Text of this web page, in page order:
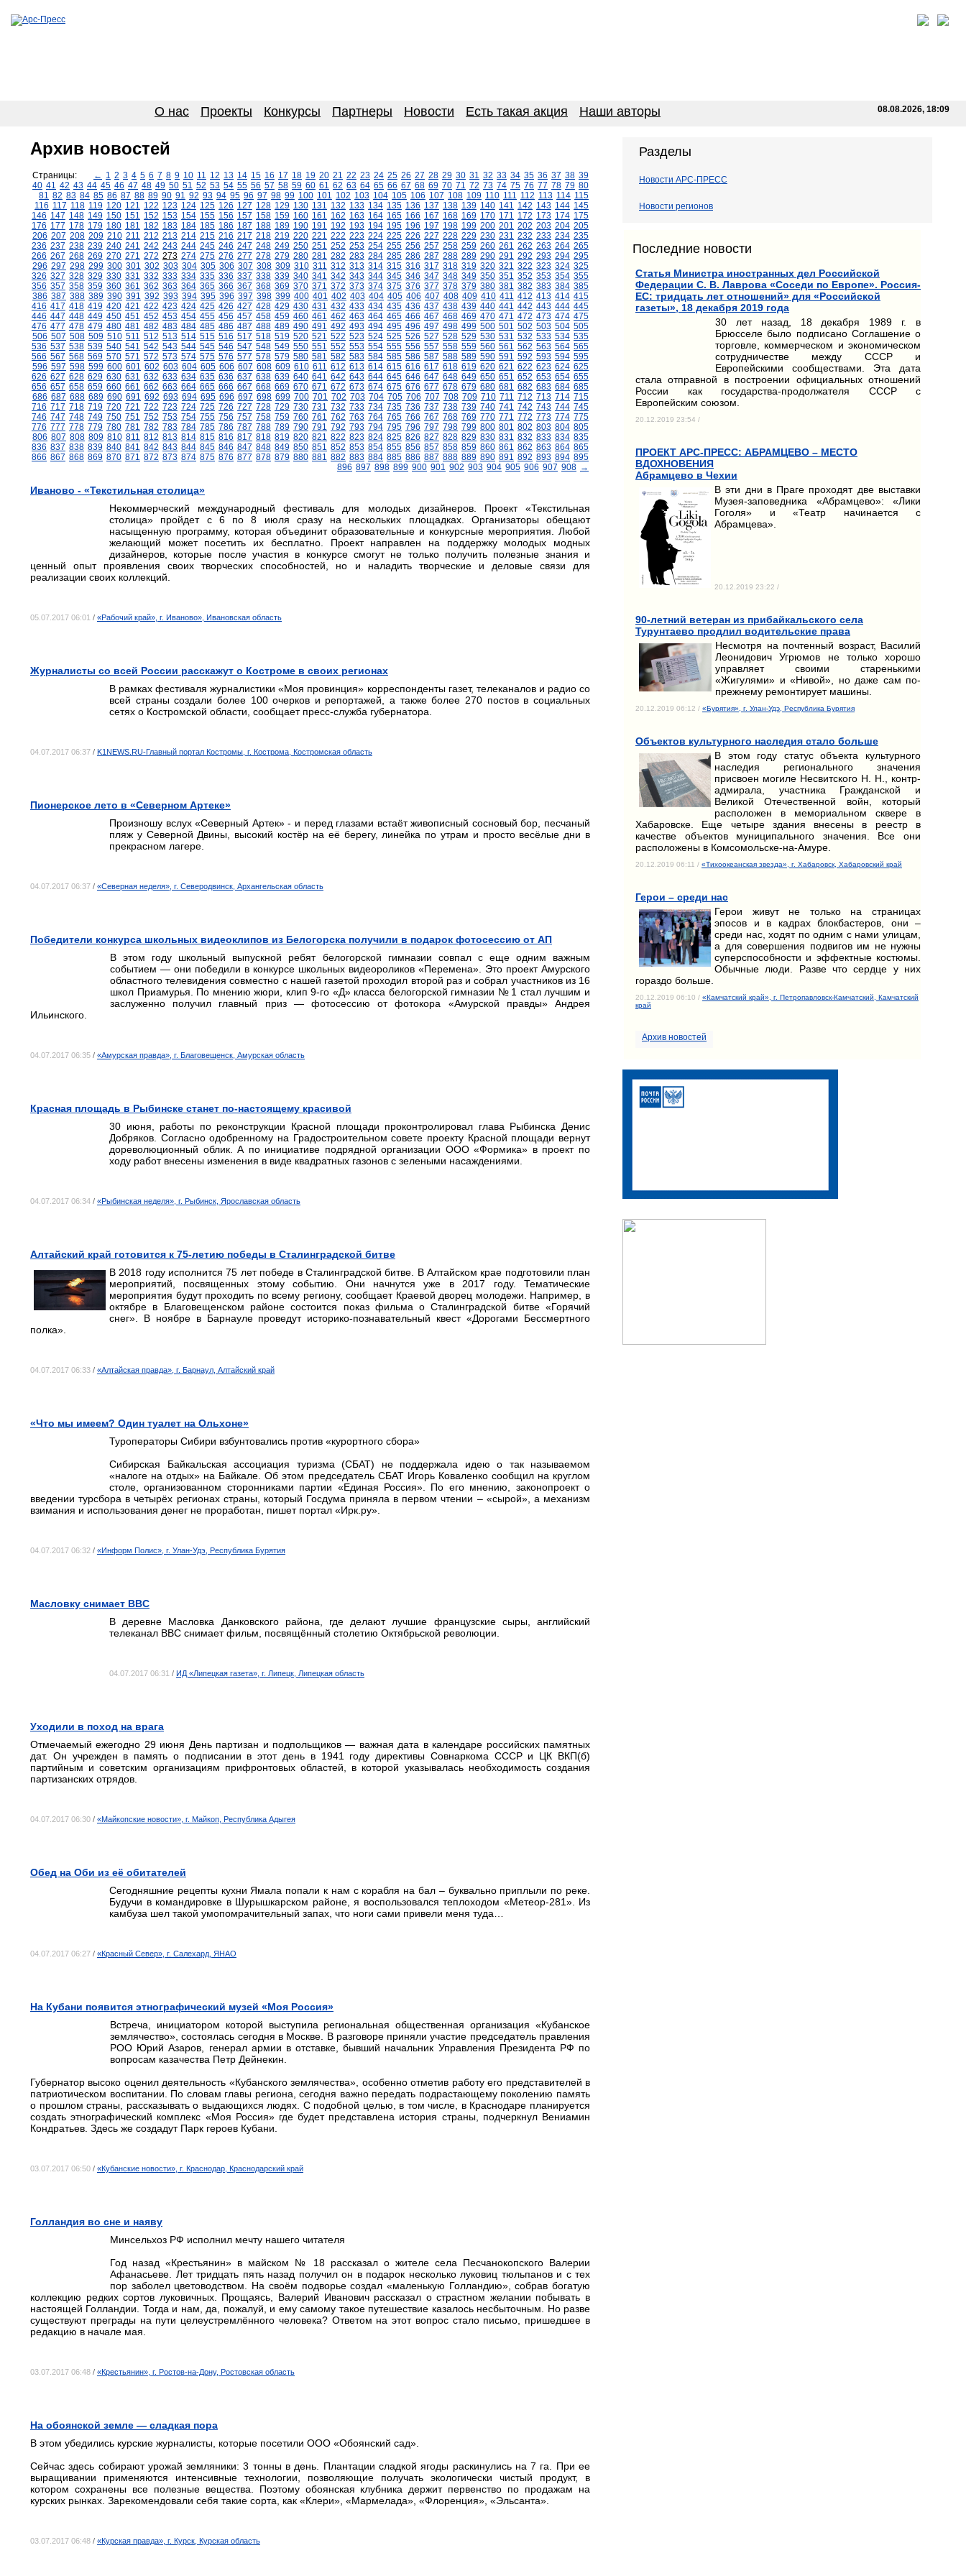
О нас Проекты Конкурсы Партнеры Новости Есть такая акция Наши авторы 08.08.2026, 18:09
Архив новостей
Страницы: ← 1 2 3 4 5 6 7 8 9 10 11 12 13 14 15 16 17 18 19 20 21 22 23 24 25 26 27 28 29 30 31 32 33 34 35 36 37 38 39
40 41 42 43 44 45 46 47 48 49 50 51 52 53 54 55 56 57 58 59 60 61 62 63 64 65 66 67 68 69 70 71 72 73 74 75 76 77 78 79 80
81 82 83 84 85 86 87 88 89 90 91 92 93 94 95 96 97 98 99 100 101 102 103 104 105 106 107 108 109 110 111 112 113 114 115
116 117 118 119 120 121 122 123 124 125 126 127 128 129 130 131 132 133 134 135 136 137 138 139 140 141 142 143 144 145
146 147 148 149 150 151 152 153 154 155 156 157 158 159 160 161 162 163 164 165 166 167 168 169 170 171 172 173 174 175
176 177 178 179 180 181 182 183 184 185 186 187 188 189 190 191 192 193 194 195 196 197 198 199 200 201 202 203 204 205
206 207 208 209 210 211 212 213 214 215 216 217 218 219 220 221 222 223 224 225 226 227 228 229 230 231 232 233 234 235
236 237 238 239 240 241 242 243 244 245 246 247 248 249 250 251 252 253 254 255 256 257 258 259 260 261 262 263 264 265
266 267 268 269 270 271 272 273 274 275 276 277 278 279 280 281 282 283 284 285 286 287 288 289 290 291 292 293 294 295
296 297 298 299 300 301 302 303 304 305 306 307 308 309 310 311 312 313 314 315 316 317 318 319 320 321 322 323 324 325
326 327 328 329 330 331 332 333 334 335 336 337 338 339 340 341 342 343 344 345 346 347 348 349 350 351 352 353 354 355
356 357 358 359 360 361 362 363 364 365 366 367 368 369 370 371 372 373 374 375 376 377 378 379 380 381 382 383 384 385
386 387 388 389 390 391 392 393 394 395 396 397 398 399 400 401 402 403 404 405 406 407 408 409 410 411 412 413 414 415
416 417 418 419 420 421 422 423 424 425 426 427 428 429 430 431 432 433 434 435 436 437 438 439 440 441 442 443 444 445
446 447 448 449 450 451 452 453 454 455 456 457 458 459 460 461 462 463 464 465 466 467 468 469 470 471 472 473 474 475
476 477 478 479 480 481 482 483 484 485 486 487 488 489 490 491 492 493 494 495 496 497 498 499 500 501 502 503 504 505
506 507 508 509 510 511 512 513 514 515 516 517 518 519 520 521 522 523 524 525 526 527 528 529 530 531 532 533 534 535
536 537 538 539 540 541 542 543 544 545 546 547 548 549 550 551 552 553 554 555 556 557 558 559 560 561 562 563 564 565
566 567 568 569 570 571 572 573 574 575 576 577 578 579 580 581 582 583 584 585 586 587 588 589 590 591 592 593 594 595
596 597 598 599 600 601 602 603 604 605 606 607 608 609 610 611 612 613 614 615 616 617 618 619 620 621 622 623 624 625
626 627 628 629 630 631 632 633 634 635 636 637 638 639 640 641 642 643 644 645 646 647 648 649 650 651 652 653 654 655
656 657 658 659 660 661 662 663 664 665 666 667 668 669 670 671 672 673 674 675 676 677 678 679 680 681 682 683 684 685
686 687 688 689 690 691 692 693 694 695 696 697 698 699 700 701 702 703 704 705 706 707 708 709 710 711 712 713 714 715
716 717 718 719 720 721 722 723 724 725 726 727 728 729 730 731 732 733 734 735 736 737 738 739 740 741 742 743 744 745
746 747 748 749 750 751 752 753 754 755 756 757 758 759 760 761 762 763 764 765 766 767 768 769 770 771 772 773 774 775
776 777 778 779 780 781 782 783 784 785 786 787 788 789 790 791 792 793 794 795 796 797 798 799 800 801 802 803 804 805
806 807 808 809 810 811 812 813 814 815 816 817 818 819 820 821 822 823 824 825 826 827 828 829 830 831 832 833 834 835
836 837 838 839 840 841 842 843 844 845 846 847 848 849 850 851 852 853 854 855 856 857 858 859 860 861 862 863 864 865
866 867 868 869 870 871 872 873 874 875 876 877 878 879 880 881 882 883 884 885 886 887 888 889 890 891 892 893 894 895
896 897 898 899 900 901 902 903 904 905 906 907 908 →
Иваново - «Текстильная столица»
Некоммерческий международный фестиваль для молодых дизайнеров. Проект «Текстильная
столица» пройдет с 6 по 8 июля сразу на нескольких площадках. Организаторы обещают
насыщенную программу, которая объединит образовательные и конкурсные мероприятия. Любой
желающий может посетить их бесплатно. Проект направлен на поддержку молодых модных
дизайнеров, которые после участия в конкурсе смогут не только получить полезные знания и
ценный опыт проявления своих творческих способностей, но и наладить творческие и деловые связи для
реализации своих коллекций.
05.07.2017 06:01 / «Рабочий край», г. Иваново», Ивановская область
Журналисты со всей России расскажут о Костроме в своих регионах
В рамках фестиваля журналистики «Моя провинция» корреспонденты газет, телеканалов и радио со
всей страны создали более 100 очерков и репортажей, а также более 270 постов в социальных
сетях о Костромской области, сообщает пресс-служба губернатора.
04.07.2017 06:37 / K1NEWS.RU-Главный портал Костромы, г. Кострома, Костромская область
Пионерское лето в «Северном Артеке»
Произношу вслух «Северный Артек» - и перед глазами встаёт живописный сосновый бор, песчаный
пляж у Северной Двины, высокий костёр на её берегу, линейка по утрам и просто весёлые дни в
прекрасном лагере.
04.07.2017 06:37 / «Северная неделя», г. Северодвинск, Архангельская область
Победители конкурса школьных видеоклипов из Белогорска получили в подарок фотосессию от АП
В этом году школьный выпускной ребят белогорской гимназии совпал с еще одним важным
событием — они победили в конкурсе школьных видеороликов «Перемена». Это проект Амурского
областного телевидения совместно с нашей газетой проходил второй раз и собрал участников из 16
школ Приамурья. По мнению жюри, клип 9‑го «Д» класса белогорской гимназии № 1 стал лучшим и
заслуженно получил главный приз — фотосессию от фотокора «Амурской правды» Андрея
Ильинского.
04.07.2017 06:35 / «Амурская правда», г. Благовещенск, Амурская область
Красная площадь в Рыбинске станет по-настоящему красивой
30 июня, работы по реконструкции Красной площади проконтролировал глава Рыбинска Денис
Добряков. Согласно одобренному на Градостроительном совете проекту Красной площади вернут
дореволюционный облик. А по инициативе подрядной организации ООО «Формика» в проект по
ходу работ внесены изменения в виде квадратных газонов с зелеными насаждениями.
04.07.2017 06:34 / «Рыбинская неделя», г. Рыбинск, Ярославская область
Алтайский край готовится к 75-летию победы в Сталинградской битве
В 2018 году исполнится 75 лет победе в Сталинградской битве. В Алтайском крае подготовили план
мероприятий, посвященных этому событию. Они начнутся уже в 2017 году. Тематические
мероприятия будут проходить по всему региону, сообщает Краевой дворец молодежи. Например, в
октябре в Благовещенском районе состоится показ фильма о Сталинградской битве «Горячий
снег». В ноябре в Барнауле проведут историко-познавательный квест «Дорогами Бессмертного
полка».
04.07.2017 06:33 / «Алтайская правда», г. Барнаул, Алтайский край
«Что мы имеем? Один туалет на Ольхоне»
Туроператоры Сибири взбунтовались против «курортного сбора»
Сибирская Байкальская ассоциация туризма (СБАТ) не поддержала идею о так называемом
«налоге на отдых» на Байкале. Об этом председатель СБАТ Игорь Коваленко сообщил на круглом
столе, организованном сторонниками партии «Единая Россия». По его мнению, законопроект о
введении турсбора в четырёх регионах страны, который Госдума приняла в первом чтении – «сырой», а механизм
взимания и использования денег не проработан, пишет портал «Ирк.ру».
04.07.2017 06:32 / «Информ Полис», г. Улан-Удэ, Республика Бурятия
Масловку снимает BBC
В деревне Масловка Данковского района, где делают лучшие французские сыры, английский
телеканал BBC снимает фильм, посвящённый столетию Октябрьской революции.
04.07.2017 06:31 / ИД «Липецкая газета», г. Липецк, Липецкая область
Уходили в поход на врага
Отмечаемый ежегодно 29 июня День партизан и подпольщиков — важная дата в календаре российских памятных
дат. Он учрежден в память о подписании в этот день в 1941 году директивы Совнаркома СССР и ЦК ВКП(б)
партийным и советским организациям прифронтовых областей, в которой указывалась необходимость создания
партизанских отрядов.
04.07.2017 06:30 / «Майкопские новости», г. Майкоп, Республика Адыгея
Обед на Оби из её обитателей
Сегодняшние рецепты кухни Ямала попали к нам с корабля на бал – буквально приплыли по реке.
Будучи в командировке в Шурышкарском районе, я воспользовался теплоходом «Метеор-281». Из
камбуза шел такой умопомрачительный запах, что ноги сами привели меня туда…
04.07.2017 06:27 / «Красный Север», г. Салехард, ЯНАО
На Кубани появится этнографический музей «Моя Россия»
Встреча, инициатором которой выступила региональная общественная организация «Кубанское
землячество», состоялась сегодня в Москве. В разговоре приняли участие председатель правления
РОО Юрий Азаров, генерал армии в отставке, бывший начальник Управления Президента РФ по
вопросам казачества Петр Дейнекин.
Губернатор высоко оценил деятельность «Кубанского землячества», особенно отметив работу его представителей в
патриотическом воспитании. По словам главы региона, сегодня важно передать подрастающему поколению память
о прошлом страны, рассказывать о выдающихся людях. С подобной целью, в том числе, в Краснодаре планируется
создать этнографический комплекс «Моя Россия» где будет представлена история страны, подчеркнул Вениамин
Кондратьев. Здесь же создадут Парк героев Кубани.
03.07.2017 06:50 / «Кубанские новости», г. Краснодар, Краснодарский край
Голландия во сне и наяву
Минсельхоз РФ исполнил мечту нашего читателя
Год назад «Крестьянин» в майском № 18 рассказал о жителе села Песчанокопского Валерии
Афанасьеве. Лет тридцать пять назад получил он в подарок несколько луковиц тюльпанов и с тех
пор заболел цветоводством. На своём подворье создал «маленькую Голландию», собрав богатую
коллекцию редких сортов луковичных. Прощаясь, Валерий Иванович рассказал о страстном желании побывать в
настоящей Голландии. Тогда и нам, да, пожалуй, и ему самому такое путешествие казалось несбыточным. Но разве
существуют преграды на пути целеустремлённого человека? Ответом на этот вопрос стало письмо, пришедшее в
редакцию в начале мая.
03.07.2017 06:48 / «Крестьянин», г. Ростов-на-Дону, Ростовская область
На обоянской земле — сладкая пора
В этом убедились курские журналисты, которые посетили ООО «Обоянский сад».
Сейчас здесь собирают урожай земляники: 3 тонны в день. Плантации сладкой ягоды раскинулись на 7 га. При ее
выращивании применяются интенсивные технологии, позволяющие получать экологически чистый продукт, в
котором сохранены все полезные вещества. Поэтому обоянская клубника держит первенство по продажам на
курских рынках. Зарекомендовали себя такие сорта, как «Клери», «Мармелада», «Флоренция», «Эльсанта».
03.07.2017 06:48 / «Курская правда», г. Курск, Курская область
Разделы
Новости АРС-ПРЕСС
Новости регионов
Последние новости
Статья Министра иностранных дел Российской
Федерации С. В. Лаврова «Соседи по Европе». Россия-
ЕС: тридцать лет отношений» для «Российской
газеты», 18 декабря 2019 года
30 лет назад, 18 декабря 1989 г. в
Брюсселе было подписано Соглашение о
торговле, коммерческом и экономическом
сотрудничестве между СССР и
Европейскими сообществами. Эта дата
стала отправной в построении официальных отношений
России как государства-продолжателя СССР с
Европейским союзом.
20.12.2019 23:54 /
ПРОЕКТ АРС-ПРЕСС: АБРАМЦЕВО – МЕСТО
ВДОХНОВЕНИЯ
Абрамцево в Чехии
В эти дни в Праге проходят две выставки
Музея-заповедника «Абрамцево»: «Лики
Гоголя» и «Театр начинается с
Абрамцева».
20.12.2019 23:22 /
90-летний ветеран из прибайкальского села
Турунтаево продлил водительские права
Несмотря на почтенный возраст, Василий
Леонидович Угрюмов не только хорошо
управляет своими старенькими
«Жигулями» и «Нивой», но даже сам по-
прежнему ремонтирует машины.
20.12.2019 06:12 / «Бурятия», г. Улан-Удэ, Республика Бурятия
Объектов культурного наследия стало больше
В этом году статус объекта культурного
наследия регионального значения
присвоен могиле Несвитского Н. Н., контр-
адмирала, участника Гражданской и
Великой Отечественной войн, который
расположен в мемориальном сквере в
Хабаровске. Еще четыре здания внесены в реестр в
качестве объектов муниципального значения. Все они
расположены в Комсомольске-на-Амуре.
20.12.2019 06:11 / «Тихоокеанская звезда», г. Хабаровск, Хабаровский край
Герои – среди нас
Герои живут не только на страницах
эпосов и в кадрах блокбастеров, они –
среди нас, ходят по одним с нами улицам,
а для совершения подвигов им не нужны
суперспособности и эффектные костюмы.
Обычные люди. Разве что сердце у них
гораздо больше.
20.12.2019 06:10 / «Камчатский край», г. Петропавловск-Камчатский, Камчатский
край
Архив новостей